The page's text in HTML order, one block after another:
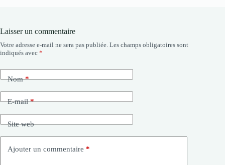
Laisser un commentaire
Votre adresse e-mail ne sera pas publiée. Les champs obligatoires sont
indiqués avec *
Nom*
E-mail*
Site web
Ajouter un commentaire *